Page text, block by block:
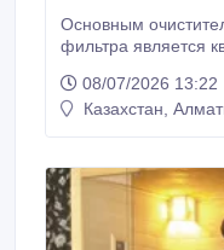
Основным
фильтра является
воды в бассейне. Кварцевый песок характеризуется
высокими
более чем на 98%
(формула SiO2 ).
08/07/2026 13:22
Казахстан,